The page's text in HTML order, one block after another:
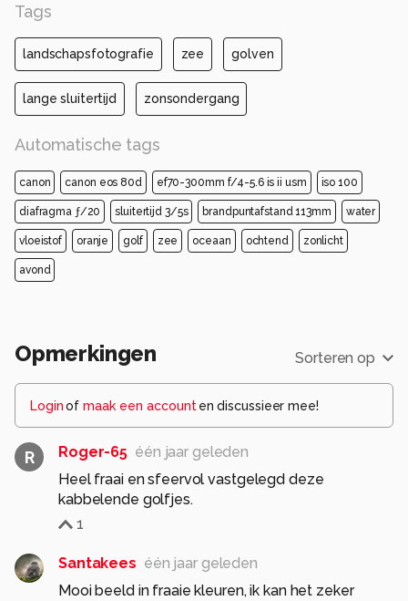
Tags
landschapsfotografie zee golven
lange sluitertijd zonsondergang
Automatische tags
canon canon eos 80d ef70-300mm f/4-5.6 is ii usm iso 100
diafragma ƒ/20 sluitertijd 3/5s brandpuntafstand 113mm water
vloeistof oranje golf zee oceaan ochtend zonlicht
avond
Opmerkingen Sorteren op
Loginof maak een account en discussieer mee!
R Roger-65 één jaar geleden
Heel fraai en sfeervol vastgelegd deze
kabbelende golfjes.
1
Santakees één jaar geleden
Mooi beeld in fraaie kleuren, ik kan het zeker